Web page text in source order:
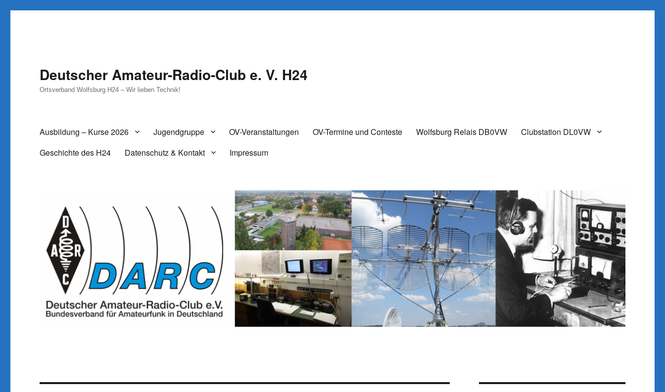
Deutscher Amateur-Radio-Club e. V. H24
Ortsverband Wolfsburg H24 – Wir lieben Technik!
Ausbildung – Kurse 2026 Jugendgruppe OV-Veranstaltungen OV-Termine und Conteste Wolfsburg Relais DB0VW
Clubstation DL0VW
Geschichte des H24
Datenschutz & Kontakt Impressum